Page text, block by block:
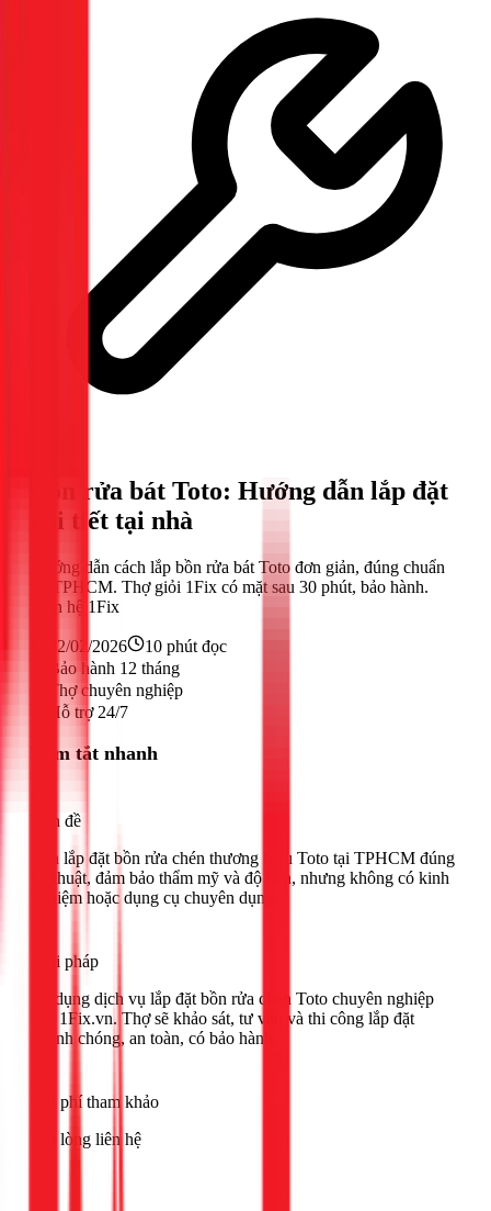
Bồn rửa bát Toto: Hướng dẫn lắp đặt
chi tiết tại nhà
Hướng dẫn cách lắp bồn rửa bát Toto đơn giản, đúng chuẩn
tại TPHCM. Thợ giỏi 1Fix có mặt sau 30 phút, bảo hành.
Liên hệ 1Fix
22/02/2026 10 phút đọc
Bảo hành 12 tháng
Thợ chuyên nghiệp
Hỗ trợ 24/7
Tóm tắt nhanh
Vấn đề
Cần lắp đặt bồn rửa chén thương hiệu Toto tại TPHCM đúng
kỹ thuật, đảm bảo thẩm mỹ và độ bền, nhưng không có kinh
nghiệm hoặc dụng cụ chuyên dụng.
Giải pháp
Sử dụng dịch vụ lắp đặt bồn rửa chén Toto chuyên nghiệp
của 1Fix.vn. Thợ sẽ khảo sát, tư vấn và thi công lắp đặt
nhanh chóng, an toàn, có bảo hành.
Chi phí tham khảo
Vui lòng liên hệ